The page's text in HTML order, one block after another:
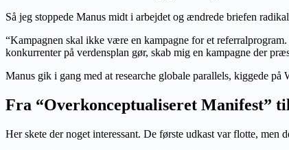
Så jeg stoppede Manus midt i arbejdet og ændrede briefen
“Kampagnen skal ikke være en kampagne for et
konkurrenter på verdensplan gør, skab mig en kampagne der
Manus gik i gang med at researche globale parallels, kiggede
Fra “Overkonceptualiseret Manifest”
Her skete der noget interessant. De første udkast var flotte,